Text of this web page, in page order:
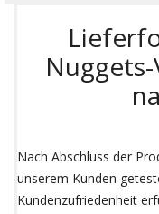
Nach Abschluss der
unserem Kunden
Kundenzufriedenheit